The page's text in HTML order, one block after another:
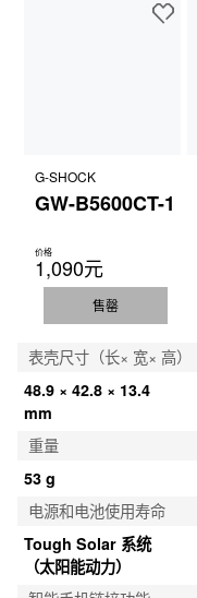
G-SHOCK
GW-B5600CT-1
价格
1,090元
售罄
表壳尺寸（长× 宽× 高）
48.9 × 42.8 × 13.4
mm
重量
53 g
电源和电池使用寿命
Tough Solar 系统
（太阳能动力）